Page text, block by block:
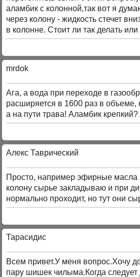
аламбик с колонной,так вот я
через колону - жидкость стечет
в колонне. Стоит ли так делать
mrdok
Ага, а вода при переходе в
расширяется в 1600 раз в объеме,
а на пути трава! Аламбик крепкий?
Алекс Таврический
Просто, например эфирные масла
колону сырье закладываю и при
нормально проходит, но тут они
Тарасидис
Всем привет.У меня вопрос.Хочу
пару шишек чилыма.Когда